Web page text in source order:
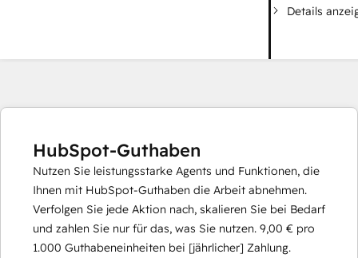
Details
HubSpot-Guthaben
Nutzen Sie leistungsstarke Agents und Funktionen, die
Ihnen mit HubSpot-Guthaben die Arbeit abnehmen.
Verfolgen Sie jede Aktion nach, skalieren Sie bei Bedarf
und zahlen Sie nur für das, was Sie nutzen. 9,00 € pro
1.000 Guthabeneinheiten bei [jährlicher] Zahlung.